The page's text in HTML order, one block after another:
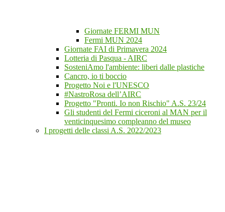
Giornate FERMI MUN
Fermi MUN 2024
Giornate FAI di Primavera 2024
Lotteria di Pasqua - AIRC
SosteniAmo l'ambiente: liberi dalle plastiche
Cancro, io ti boccio
Progetto Noi e l'UNESCO
#NastroRosa dell’AIRC
Progetto "Pronti. Io non Rischio" A.S. 23/24
Gli studenti del Fermi ciceroni al MAN per il
venticinquesimo compleanno del museo
I progetti delle classi A.S. 2022/2023